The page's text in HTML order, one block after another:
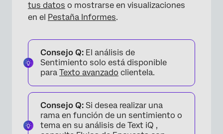
tus datos o mostrarse en visualizaciones
en el Pestaña Informes.
Consejo Q: El análisis de
Sentimiento solo está disponible
para Texto avanzado clientela.
Consejo Q: Si desea realizar una
rama en función de un sentimiento o
tema en su análisis de Text iQ ,